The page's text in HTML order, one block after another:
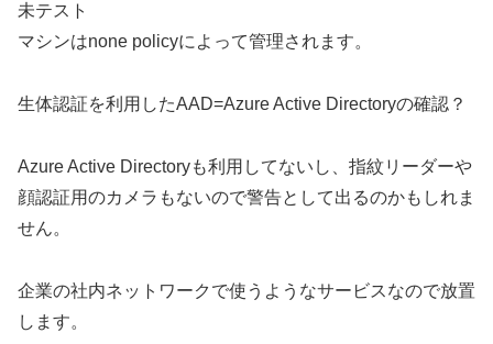
未テスト
マシンはnone policyによって管理されます。
生体認証を利用したAAD=Azure Active Directoryの確認？
Azure Active Directoryも利用してないし、指紋リーダーや
顔認証用のカメラもないので警告として出るのかもしれま
せん。
企業の社内ネットワークで使うようなサービスなので放置
します。